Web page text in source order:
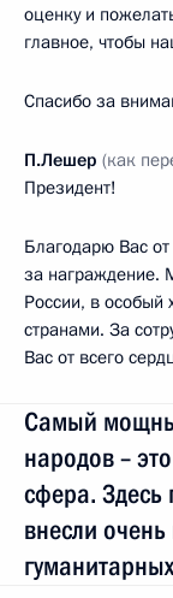
оценку и
главное, чтобы
Спасибо за
П.Лешер (как
Президент!
Благодарю Вас
за награждение.
России, в особый
странами. За
Вас от всего
Самый
народов –
сфера. Здесь
внесли